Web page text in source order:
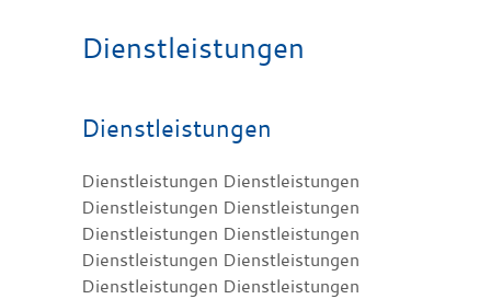
Dienstleistungen
Dienstleistungen
Dienstleistungen Dienstleistungen
Dienstleistungen Dienstleistungen
Dienstleistungen Dienstleistungen
Dienstleistungen Dienstleistungen
Dienstleistungen Dienstleistungen